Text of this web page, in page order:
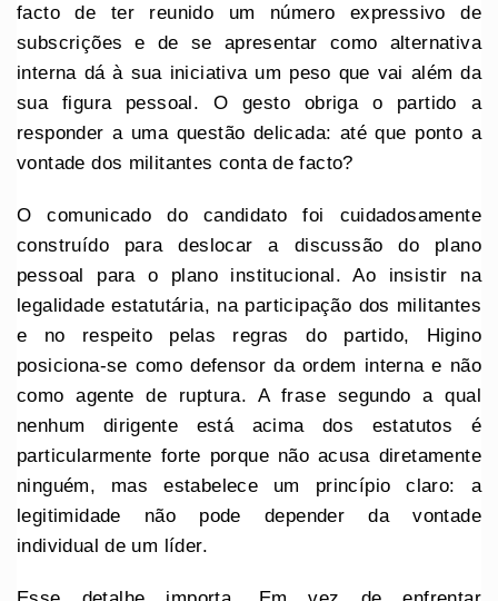
facto de ter reunido um número expressivo de
subscrições e de se apresentar como alternativa
interna dá à sua iniciativa um peso que vai além da
sua figura pessoal. O gesto obriga o partido a
responder a uma questão delicada: até que ponto a
vontade dos militantes conta de facto?
O comunicado do candidato foi cuidadosamente
construído para deslocar a discussão do plano
pessoal para o plano institucional. Ao insistir na
legalidade estatutária, na participação dos militantes
e no respeito pelas regras do partido, Higino
posiciona-se como defensor da ordem interna e não
como agente de ruptura. A frase segundo a qual
nenhum dirigente está acima dos estatutos é
particularmente forte porque não acusa diretamente
ninguém, mas estabelece um princípio claro: a
legitimidade não pode depender da vontade
individual de um líder.